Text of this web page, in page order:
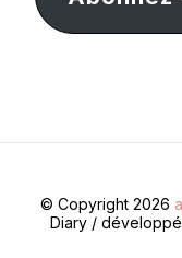
© Copyright 2026
Diary /